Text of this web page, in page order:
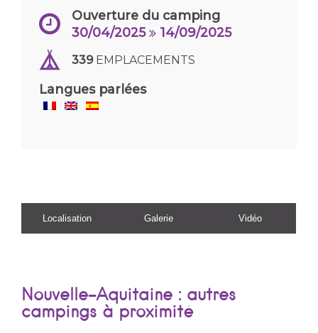
Ouverture du camping
30/04/2025
14/09/2025
339EMPLACEMENTS
Langues parlées
Localisation Galerie Vidéo
Nouvelle-Aquitaine : autres
campings à proximité